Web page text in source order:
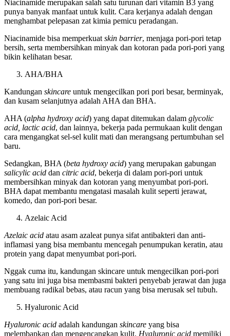
Niacinamide merupakan salah satu turunan dari vitamin B3 yang
punya banyak manfaat untuk kulit. Cara kerjanya adalah dengan
menghambat pelepasan zat kimia pemicu peradangan.
Niacinamide bisa memperkuat skin barrier, menjaga pori-pori tetap
bersih, serta membersihkan minyak dan kotoran pada pori-pori yang
bikin kelihatan besar.
AHA/BHA
Kandungan skincare untuk mengecilkan pori pori besar, berminyak,
dan kusam selanjutnya adalah AHA dan BHA.
AHA (alpha hydroxy acid) yang dapat ditemukan dalam glycolic
acid, lactic acid, dan lainnya, bekerja pada permukaan kulit dengan
cara mengangkat sel-sel kulit mati dan merangsang pertumbuhan sel
baru.
Sedangkan, BHA (beta hydroxy acid) yang merupakan gabungan
salicylic acid dan citric acid, bekerja di dalam pori-pori untuk
membersihkan minyak dan kotoran yang menyumbat pori-pori.
BHA dapat membantu mengatasi masalah kulit seperti jerawat,
komedo, dan pori-pori besar.
Azelaic Acid
Azelaic acid atau asam azaleat punya sifat antibakteri dan anti-
inflamasi yang bisa membantu mencegah penumpukan keratin, atau
protein yang dapat menyumbat pori-pori.
Nggak cuma itu, kandungan skincare untuk mengecilkan pori-pori
yang satu ini juga bisa membasmi bakteri penyebab jerawat dan juga
membuang radikal bebas, atau racun yang bisa merusak sel tubuh.
Hyaluronic Acid
Hyaluronic acid adalah kandungan skincare yang bisa
melembapkan dan mengencangkan kulit. Hyaluronic acid memiliki